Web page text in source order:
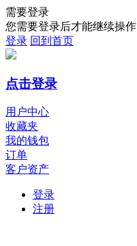
需要登录
您需要登录后才能继续操作
登录 回到首页
点击登录
用户中心
收藏夹
我的钱包
订单
客户资产
登录
注册